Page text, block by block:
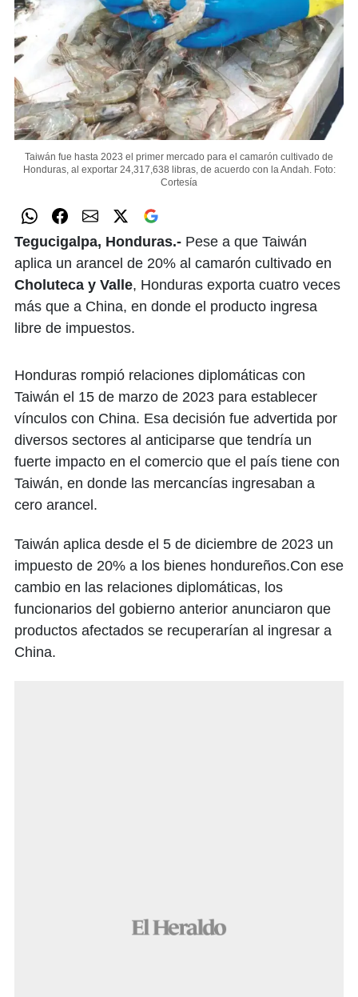
Taiwán fue hasta 2023 el primer mercado para el camarón cultivado de
Honduras, al exportar 24,317,638 libras, de acuerdo con la Andah. Foto:
Cortesía
Tegucigalpa, Honduras.- Pese a que Taiwán
aplica un arancel de 20% al camarón cultivado en
Choluteca y Valle, Honduras exporta cuatro veces
más que a China, en donde el producto ingresa
libre de impuestos.
Honduras rompió relaciones diplomáticas con
Taiwán el 15 de marzo de 2023 para establecer
vínculos con China. Esa decisión fue advertida por
diversos sectores al anticiparse que tendría un
fuerte impacto en el comercio que el país tiene con
Taiwán, en donde las mercancías ingresaban a
cero arancel.
Taiwán aplica desde el 5 de diciembre de 2023 un
impuesto de 20% a los bienes hondureños.Con ese
cambio en las relaciones diplomáticas, los
funcionarios del gobierno anterior anunciaron que
productos afectados se recuperarían al ingresar a
China.